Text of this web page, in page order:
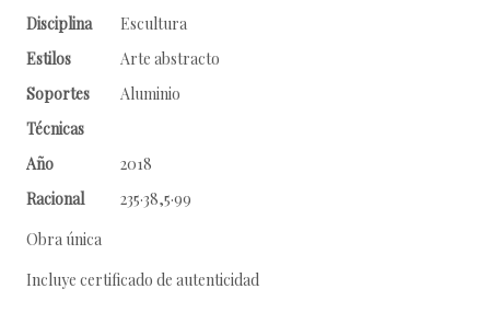
Disciplina
Escultura
Estilos
Arte abstracto
Soportes
Aluminio
Técnicas
Año
2018
Racional
235·38,5·99
Obra única
Incluye certificado de autenticidad